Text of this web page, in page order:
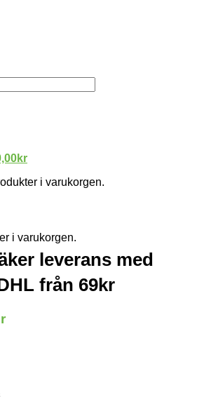
kr
i varukorgen.
i varukorgen.
leverans med
från 69kr